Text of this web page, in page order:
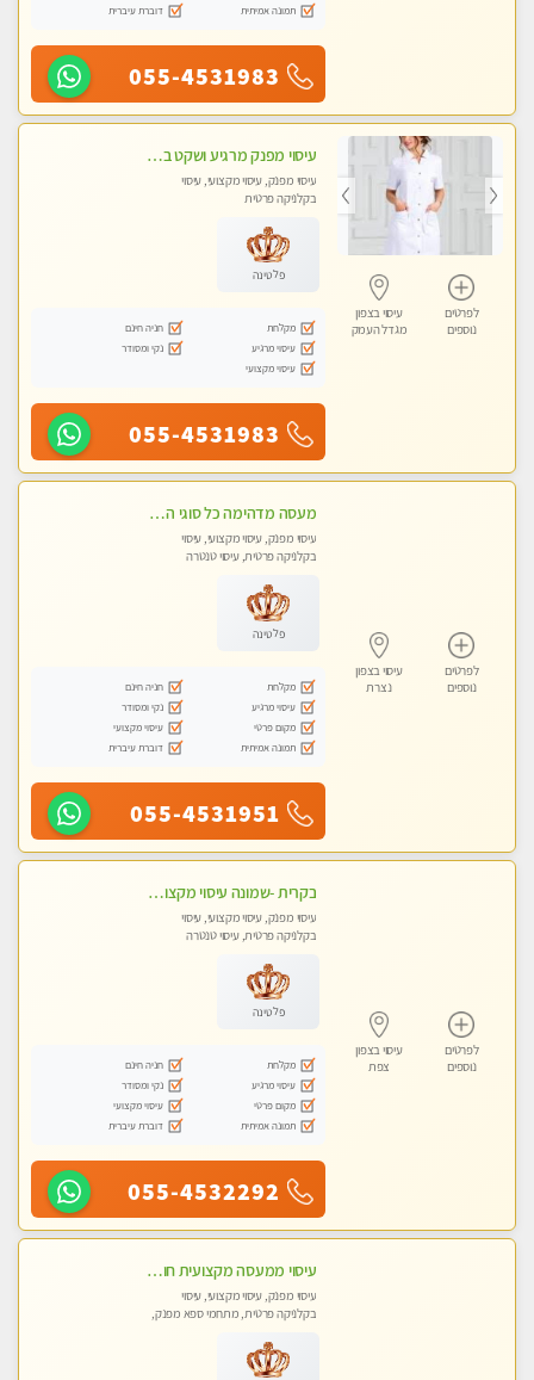
תמונה אמיתית דוברת עיברית
055-4531983
לפרטים
נוספים
עיסוי בצפון
מגדל העמק
עיסוי מפנק מרגיע ושקט במקום מדהים עיסוי מושקע מאוד
עיסוי מפנק, עיסוי מקצועי, עיסוי
בקלניקה פרטית
פלטינה
מקלחת
חניה חינם
עיסוי מרגיע
נקי ומסודר
עיסוי מקצועי
055-4531983
לפרטים
נוספים
עיסוי בצפון
נצרת
מעסה מדהימה כל סוגי העיסויים מעסה מקצועית ואיכותית פרטי!!! מוזמן לחוויה בלתי נשכחת!
עיסוי מפנק, עיסוי מקצועי, עיסוי
בקלניקה פרטית, עיסוי טנטרה
פלטינה
מקלחת
חניה חינם
עיסוי מרגיע
נקי ומסודר
מקום פרטי
עיסוי מקצועי
תמונה אמיתית
דוברת עיברית
055-4531951
לפרטים
נוספים
עיסוי בצפון
צפת
בקרית -שמונה עיסוי מקצועי מפנק עיסוי עם אבנים חמות. מעסה עם תעודות. טיפול מרגיע ומפנק באווירה נעימה ושקטה
עיסוי מפנק, עיסוי מקצועי, עיסוי
בקלניקה פרטית, עיסוי טנטרה
פלטינה
מקלחת
חניה חינם
עיסוי מרגיע
נקי ומסודר
מקום פרטי
עיסוי מקצועי
תמונה אמיתית
דוברת עיברית
055-4532292
עיסוי ממעסה מקצועית חוויה מעולם אחר שכל אחד צריך לנסות. מעסה צעירה ❤️ללא מין !!!
עיסוי מפנק, עיסוי מקצועי, עיסוי
בקלניקה פרטית, מתחמי ספא מפנק,